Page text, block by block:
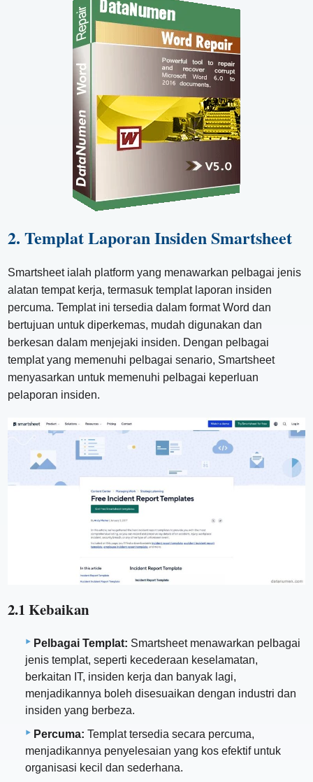
2. Templat Laporan Insiden Smartsheet
Smartsheet ialah platform yang menawarkan pelbagai jenis
alatan tempat kerja, termasuk templat laporan insiden
percuma. Templat ini tersedia dalam format Word dan
bertujuan untuk diperkemas, mudah digunakan dan
berkesan dalam menjejaki insiden. Dengan pelbagai
templat yang memenuhi pelbagai senario, Smartsheet
menyasarkan untuk memenuhi pelbagai keperluan
pelaporan insiden.
2.1 Kebaikan
Pelbagai Templat: Smartsheet menawarkan pelbagai
jenis templat, seperti kecederaan keselamatan,
berkaitan IT, insiden kerja dan banyak lagi,
menjadikannya boleh disesuaikan dengan industri dan
insiden yang berbeza.
Percuma: Templat tersedia secara percuma,
menjadikannya penyelesaian yang kos efektif untuk
organisasi kecil dan sederhana.